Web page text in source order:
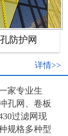
防护网
详情>>
家专业生
孔网、卷板
过滤网现
规格多种型